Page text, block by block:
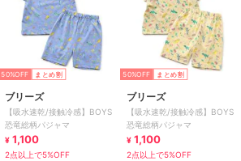
50%OFF まとめ割
ブリーズ
【吸水速乾/接触冷感】BOYS
恐竜総柄パジャマ
¥ 1,100
2点以上で5%OFF
50%OFF まとめ割
ブリーズ
【吸水速乾/接触冷感】BOYS
恐竜総柄パジャマ
¥ 1,100
2点以上で5%OFF